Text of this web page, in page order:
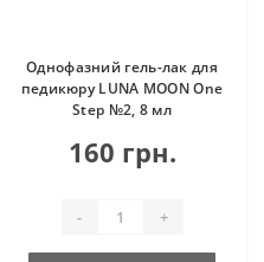
Однофазний гель-лак для
педикюру LUNA MOON One
Step №2, 8 мл
160 грн.
- +